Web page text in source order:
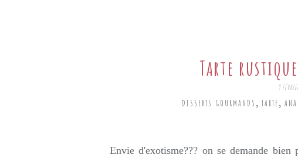
Tarte
9
DESSERTS GOURMANDS ,TARTE,
Envie d'exotisme??? on se demande